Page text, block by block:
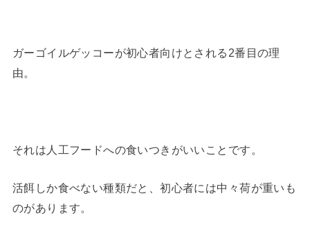
ガーゴイルゲッコーが初心者向けとされる2番目の理
由。
それは人工フードへの食いつきがいいことです。
活餌しか食べない種類だと、初心者には中々荷が重いも
のがあります。